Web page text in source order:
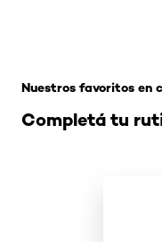
Completá tu
Nuestros favoritos en